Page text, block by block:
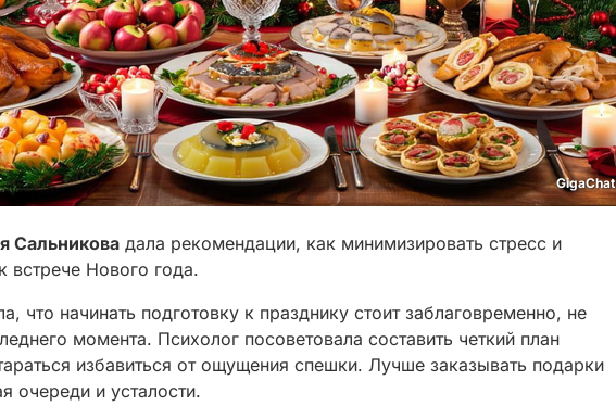
GigaChat
Сальникова дала рекомендации, как минимизировать стресс и
встрече Нового года.
что начинать подготовку к празднику стоит заблаговременно, не
момента. Психолог посоветовала составить четкий план
избавиться от ощущения спешки. Лучше заказывать подарки
очереди и усталости.